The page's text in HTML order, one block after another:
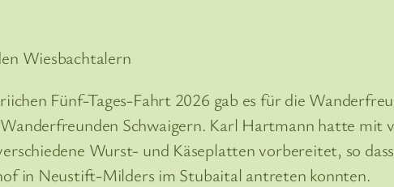
Wiesbachtalern
Fünf-Tages-Fahrt 2026 gab es für die
Schwaigern. Karl Hartmann hatte
Wurst- und Käseplatten vorbereitet, so
in Neustift-Milders im Stubaital antreten konnten.